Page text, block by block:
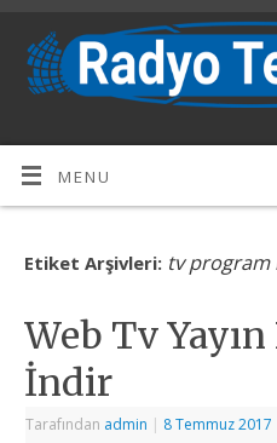
MENU
Etiket Arşivleri: tv program
Web Tv
İndir
Tarafından admin | 8 Temmuz 2017